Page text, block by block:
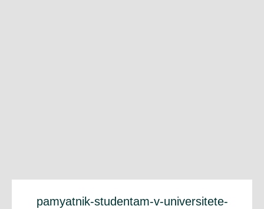
pamyatnik-studentam-v-universitete-